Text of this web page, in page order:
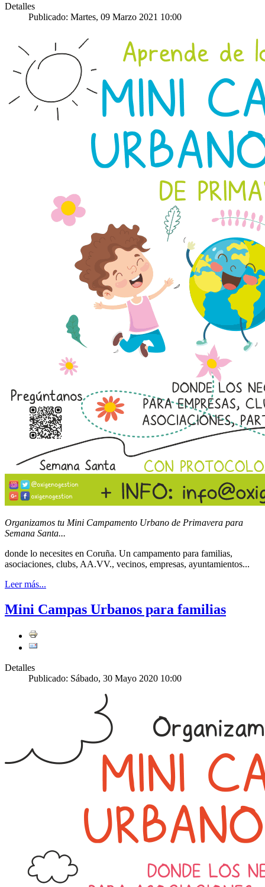
Detalles
Publicado: Martes, 09 Marzo 2021 10:00
Organizamos tu Mini Campamento Urbano de Primavera para
Semana Santa...
donde lo necesites en Coruña. Un campamento para familias,
asociaciones, clubs, AA.VV., vecinos, empresas, ayuntamientos...
Leer más...
Mini Campas Urbanos para familias
Detalles
Publicado: Sábado, 30 Mayo 2020 10:00